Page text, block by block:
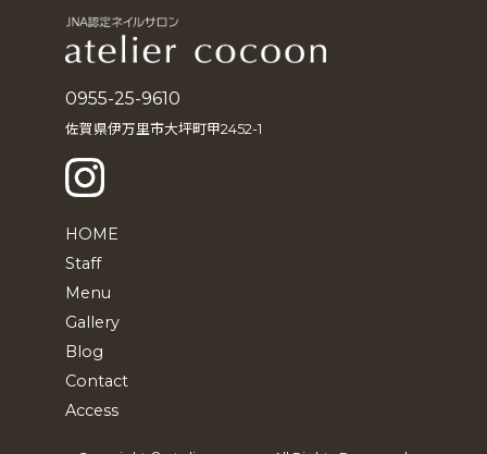
0955-25-9610
佐賀県伊万里市大坪町甲2452-1
HOME
Staff
Menu
Gallery
Blog
Contact
Access